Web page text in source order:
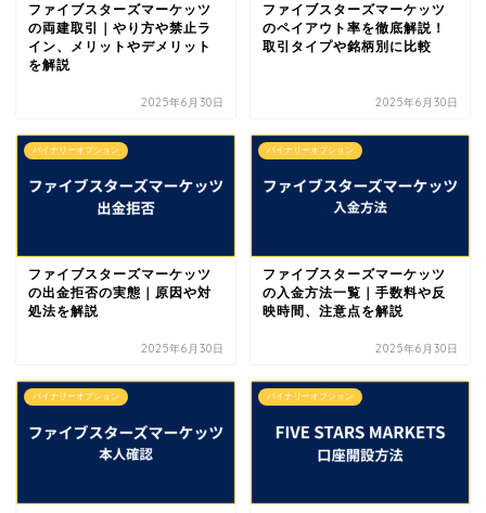
ファイブスターズマーケッツ
の両建取引｜やり方や禁止ラ
イン、メリットやデメリット
を解説
2025年6月30日
ファイブスターズマーケッツ
のペイアウト率を徹底解説！
取引タイプや銘柄別に比較
2025年6月30日
バイナリーオプション
ファイブスターズマーケッツ
の出金拒否の実態｜原因や対
処法を解説
2025年6月30日
バイナリーオプション
ファイブスターズマーケッツ
の入金方法一覧｜手数料や反
映時間、注意点を解説
2025年6月30日
バイナリーオプション バイナリーオプション